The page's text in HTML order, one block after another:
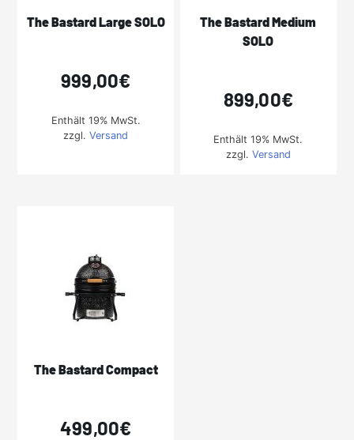
The Bastard Large SOLO
999,00€
Enthält 19% MwSt.
zzgl.Versand
The Bastard Medium
SOLO
899,00€
Enthält 19% MwSt.
zzgl. Versand
The Bastard Compact
499,00€